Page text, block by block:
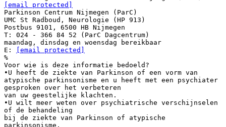
[email protected]
Parkinson Centrum Nijmegen (ParC)
UMC St Radboud, Neurologie (HP 913)
Postbus 9101, 6500 HB Nijmegen
T: 024 - 366 84 52 (ParC Dagcentrum)
maandag, dinsdag en woensdag bereikbaar
E:
[email protected]
%
Voor wie is deze informatie bedoeld?
•U heeft de ziekte van Parkinson of een vorm van
atypische parkinsonisme en u heeft met een psychiater
gesproken over het verbeteren
van uw geestelijke klachten.
•U wilt meer weten over psychiatrische verschijnselen
of de behandeling
bij de ziekte van Parkinson of atypische
parkinsonisme.